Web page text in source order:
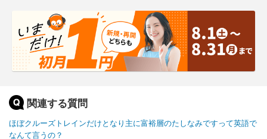
関連する質問
ほぼクルーズトレインだけとなり主に富裕層のたしなみですって英語で
なんて言うの？